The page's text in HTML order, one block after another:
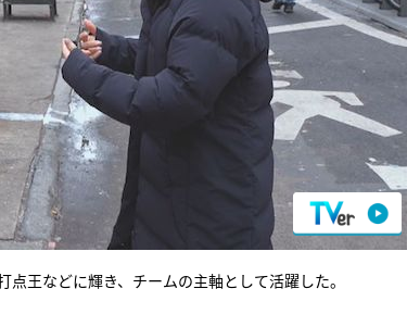
王などに輝き、チームの主軸として活躍した。